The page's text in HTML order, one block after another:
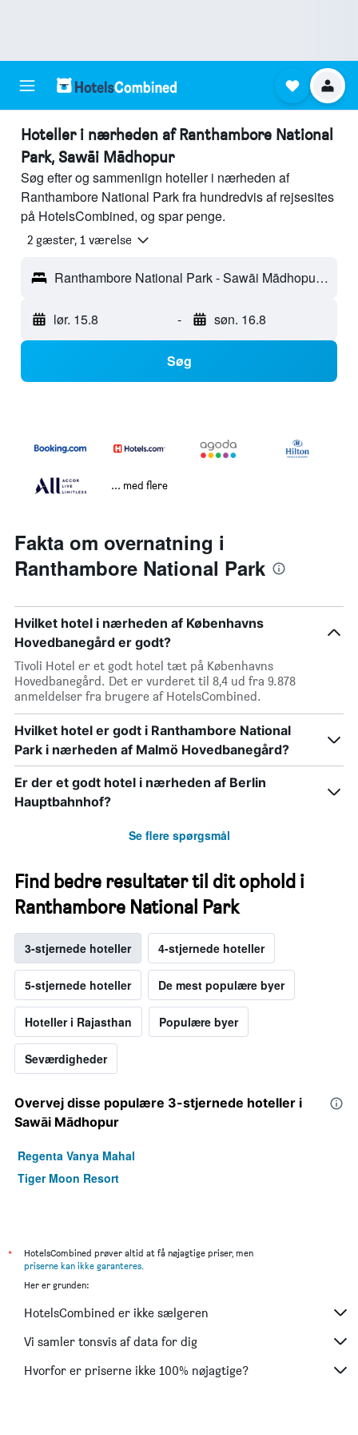
Hoteller i nærheden af Ranthambore National
Park, Sawāi Mādhopur
Søg efter og sammenlign hoteller i nærheden af
Ranthambore National Park fra hundredvis af rejsesites
på HotelsCombined, og spar penge.
2 gæster, 1 værelse
Ranthambore National Park - Sawāi Mādhopur, Rajasthan, Indien
lør. 15.8 - søn. 16.8
Søg
... med flere
Fakta om overnatning i
Ranthambore National Park
Hvilket hotel i nærheden af Københavns
Hovedbanegård er godt?
Tivoli Hotel er et godt hotel tæt på Københavns
Hovedbanegård. Det er vurderet til 8,4 ud fra 9.878
anmeldelser fra brugere af HotelsCombined.
Hvilket hotel er godt i Ranthambore National
Park i nærheden af Malmö Hovedbanegård?
Er der et godt hotel i nærheden af Berlin
Hauptbahnhof?
Se flere spørgsmål
Find bedre resultater til dit ophold i
Ranthambore National Park
3-stjernede hoteller 4-stjernede hoteller
5-stjernede hoteller De mest populære byer
Hoteller i Rajasthan Populære byer
Seværdigheder
Overvej disse populære 3-stjernede hoteller i
Sawāi Mādhopur
Regenta Vanya Mahal
Tiger Moon Resort
*
HotelsCombined prøver altid at få nøjagtige priser, men
priserne kan ikke garanteres.
Her er grunden:
HotelsCombined er ikke sælgeren
Vi samler tonsvis af data for dig
Hvorfor er priserne ikke 100% nøjagtige?